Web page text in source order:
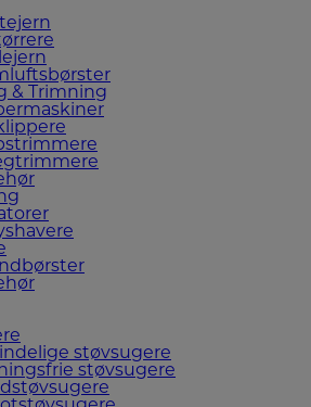
& Trimning
støvsugere
støvsugere